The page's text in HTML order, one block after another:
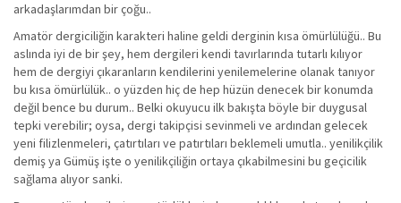
arkadaşlarımdan bir çoğu..
Amatör dergiciliğin karakteri haline geldi derginin kısa ömürlülüğü.. Bu
aslında iyi de bir şey, hem dergileri kendi tavırlarında tutarlı kılıyor
hem de dergiyi çıkaranların kendilerini yenilemelerine olanak tanıyor
bu kısa ömürlülük.. o yüzden hiç de hep hüzün denecek bir konumda
değil bence bu durum.. Belki okuyucu ilk bakışta böyle bir duygusal
tepki verebilir; oysa, dergi takipçisi sevinmeli ve ardından gelecek
yeni filizlenmeleri, çatırtıları ve patırtıları beklemeli umutla.. yenilikçilik
demiş ya Gümüş işte o yenilikçiliğin ortaya çıkabilmesini bu geçicilik
sağlama alıyor sanki.